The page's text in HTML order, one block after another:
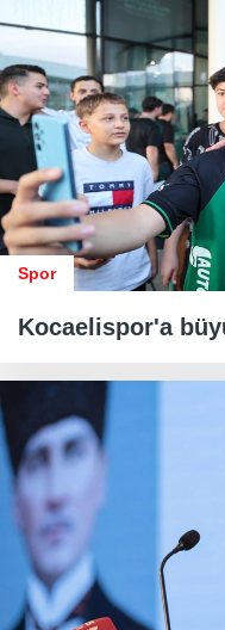
Spor
Kocaelispor'a